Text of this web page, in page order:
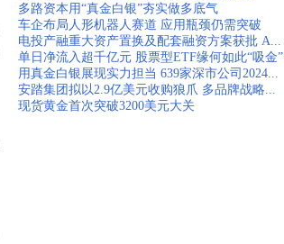
多路资本用“真金白银”夯实做多底气
车企布局人形机器人赛道 应用瓶颈仍需突破
电投产融重大资产置换及配套融资方案获批 A...
单日净流入超千亿元 股票型ETF缘何如此“吸金”
用真金白银展现实力担当 639家深市公司2024...
安踏集团拟以2.9亿美元收购狼爪 多品牌战略...
现货黄金首次突破3200美元大关